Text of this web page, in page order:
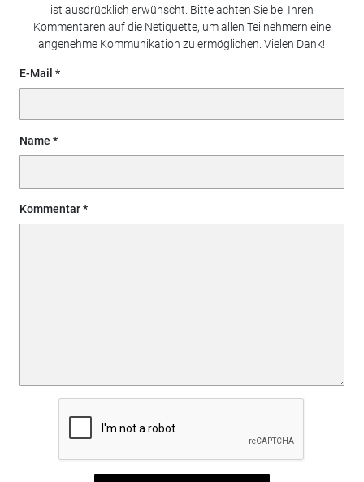
ist ausdrücklich erwünscht. Bitte achten Sie bei Ihren
Kommentaren auf die Netiquette, um allen Teilnehmern eine
angenehme Kommunikation zu ermöglichen. Vielen Dank!
E-Mail
Name
Kommentar